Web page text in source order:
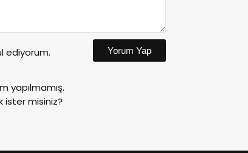
ediyorum. Yorum Yap
yapılmamış.
ister misiniz?